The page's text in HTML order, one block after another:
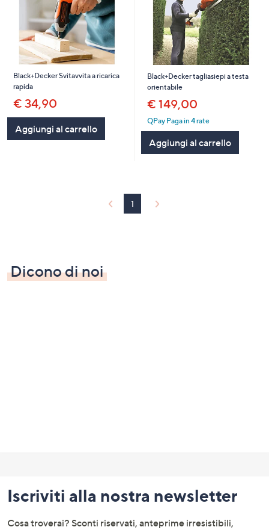
Black+Decker Svitavvita a ricarica
rapida
€ 34,90
Aggiungi al carrello
Black+Decker tagliasiepi a testa
orientabile
€ 149,00
QPay Paga in 4 rate
Aggiungi al carrello
1
Dicono di noi
menu
e
Iscriviti alla nostra newsletter
Cosa troverai? Sconti riservati, anteprime irresistibili,